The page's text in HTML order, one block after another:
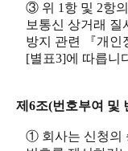
③ 위 1항 및 2항
보통신 상거래 질
방지 관련 『개인
[별표3]에 따릅니
제6조(번호부여 및
① 회사는 신청의